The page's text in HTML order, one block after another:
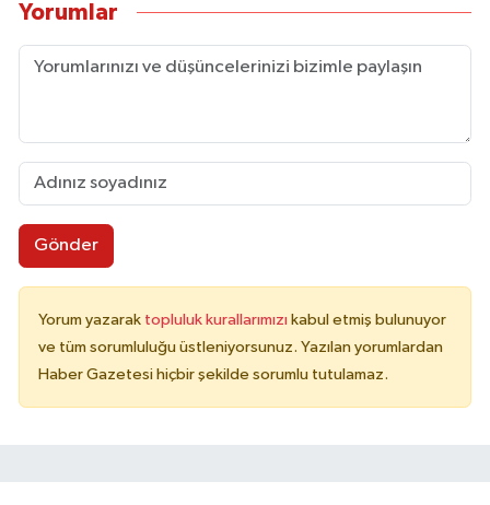
Yorumlar
Gönder
Yorum yazarak topluluk kurallarımızı kabul etmiş bulunuyor
ve tüm sorumluluğu üstleniyorsunuz. Yazılan yorumlardan
Haber Gazetesi hiçbir şekilde sorumlu tutulamaz.